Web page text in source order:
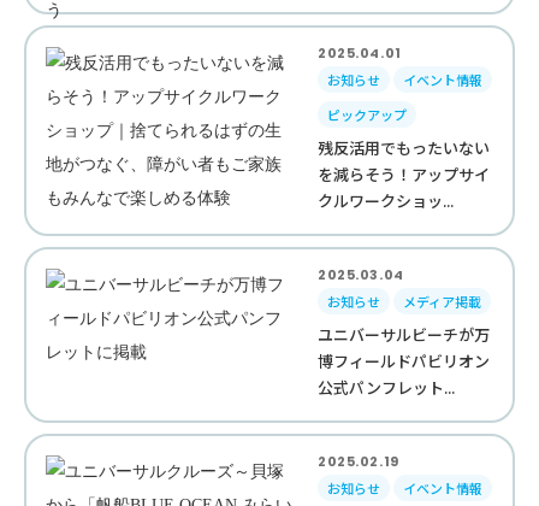
2025.04.01
お知らせ
イベント情報
ピックアップ
残反活用でもったいない
を減らそう！アップサイ
クルワークショッ...
2025.03.04
お知らせ
メディア掲載
ユニバーサルビーチが万
博フィールドパビリオン
公式パンフレット...
2025.02.19
お知らせ
イベント情報